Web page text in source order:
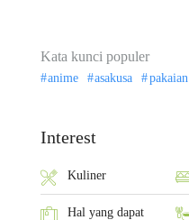
Kata kunci populer
anime asakusa pakaian
Interest
Kuliner
Hal yang dapat